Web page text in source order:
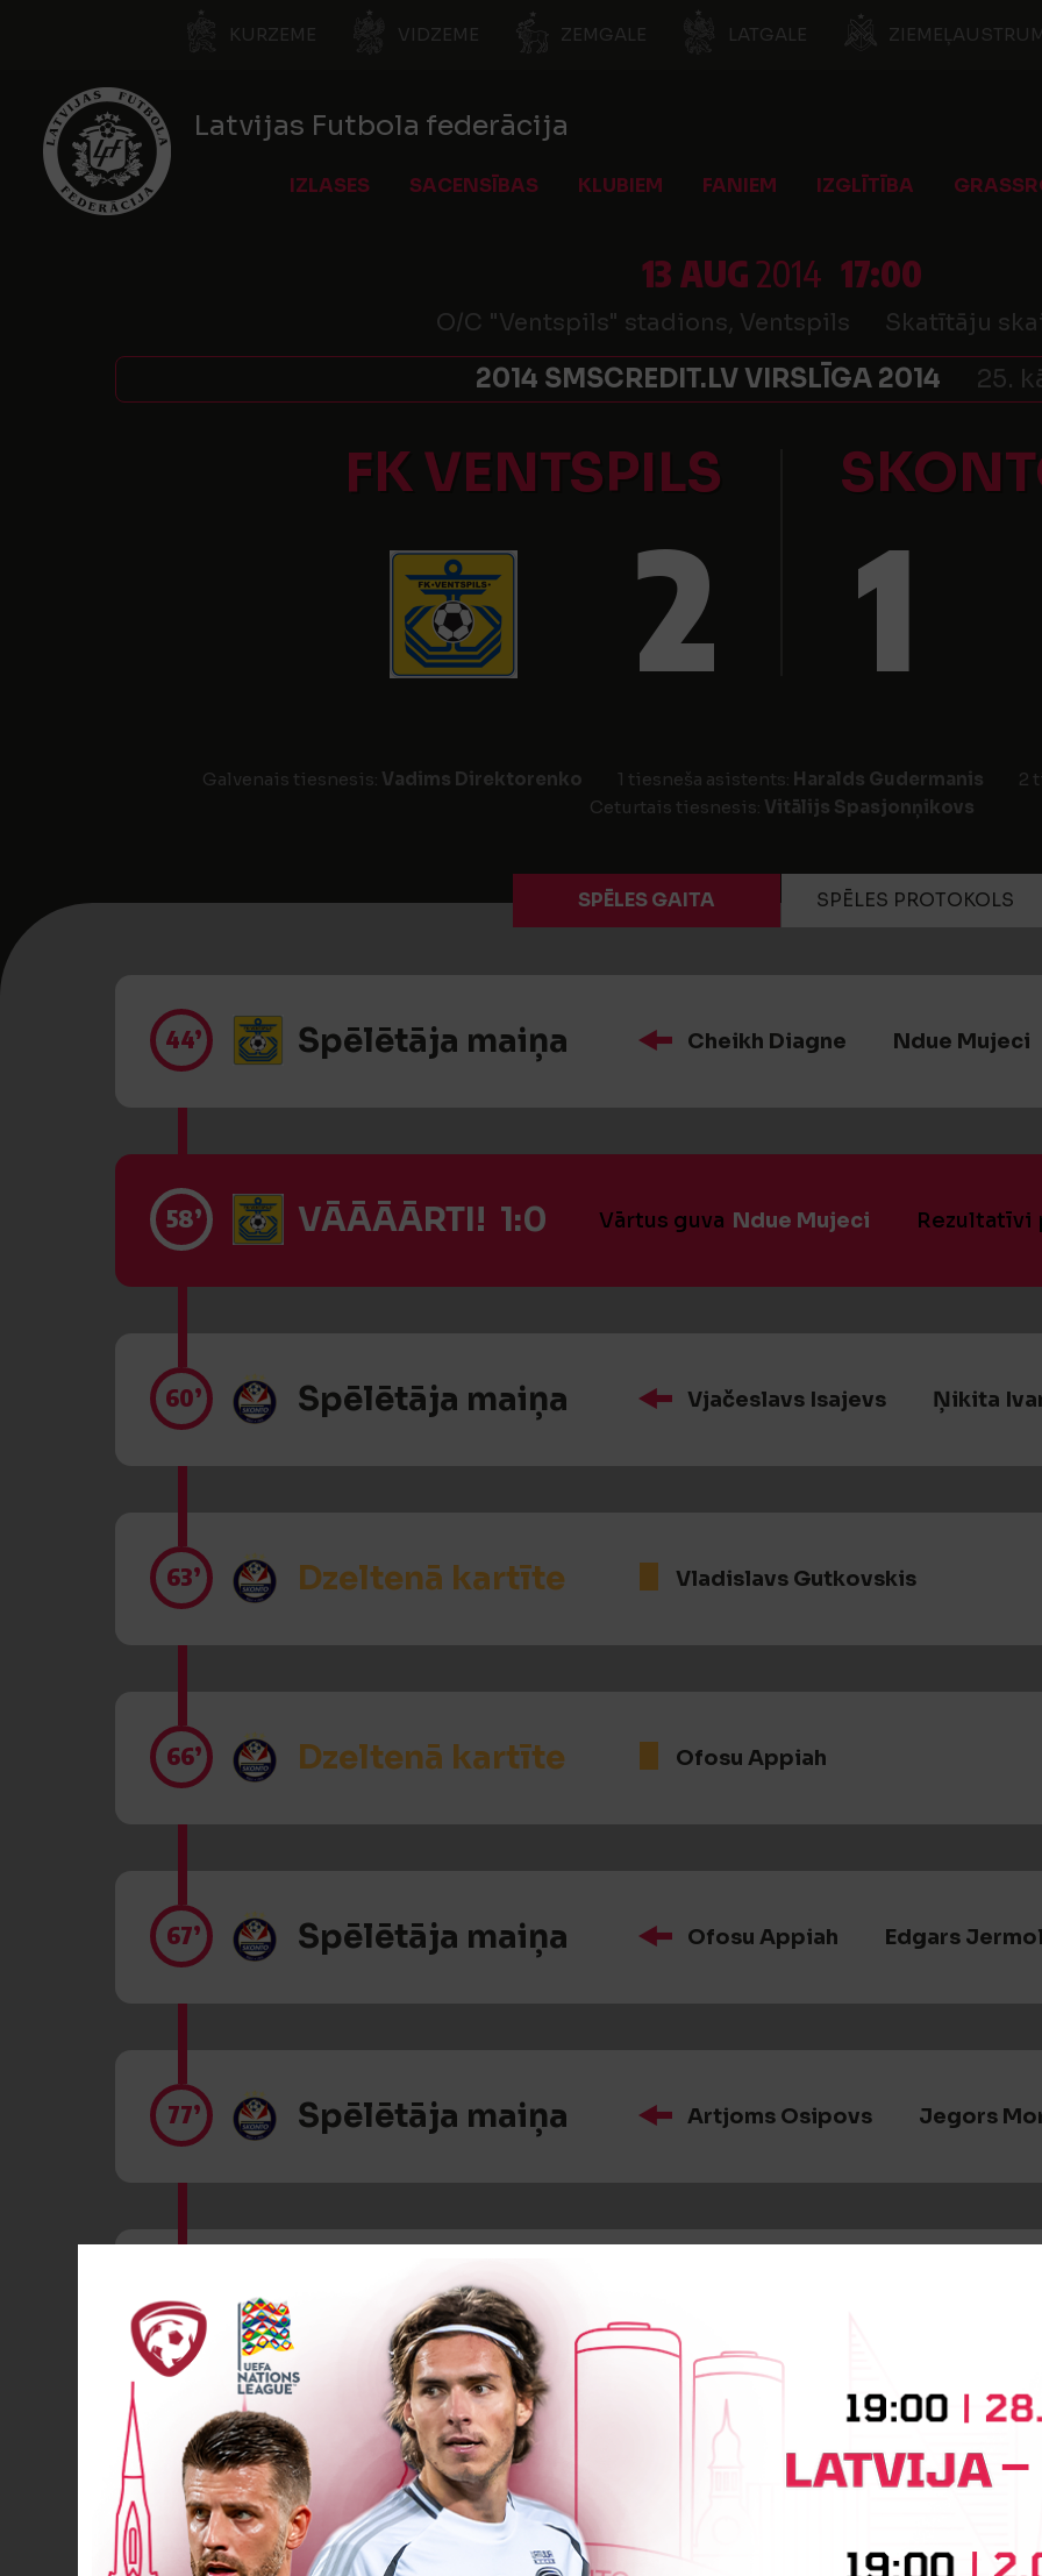
KURZEME VIDZEME ZEMGALE LATGALE
Latvijas Futbola federācija
IZLASES SACENSĪBAS KLUBIEM FANIEM IZGLĪTĪBA
13 AUG2014 17:00
O/C "Ventspils" stadions, Ventspils Skatītāju
2014 SMSCREDIT.LV VIRSLĪGA 2014 25.
FK VENTSPILS
2 1
Galvenais tiesnesis: Vadims Direktorenko 1 tiesneša asistents: Haralds Gudermanis 2
Ceturtais tiesnesis: Vitālijs Spasjonņikovs
SPĒLES GAITA SPĒLES PROTOKOLS
44’ Spēlētāja maiņa Cheikh Diagne Ndue Mujeci
58’ VĀĀĀĀRTI! 1:0 Vārtus guva Ndue Mujeci Rezultatīvi
60’ Spēlētāja maiņa Vjačeslavs Isajevs Ņikita
63’ Dzeltenā kartīte Vladislavs Gutkovskis
66’ Dzeltenā kartīte Ofosu Appiah
67’ Spēlētāja maiņa Ofosu Appiah Edgars
77’ Spēlētāja maiņa Artjoms Osipovs Jegors
78’ Dzeltenā kartīte
79’ Spēlētāja maiņa Daniils Ulimbaševs Jurijs